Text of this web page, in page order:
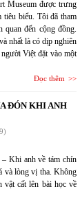
Museum được trưng
biểu. Tôi đã tham
đến cộng đồng.
nhất là có dịp nghiên
Việt đặt vào một
Đọc thêm
ĐÓN KHI ANH
Khi anh về tám chín
và lòng vị tha. Không
vật cất lên bài học về